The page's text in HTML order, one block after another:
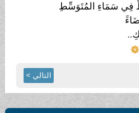
سَمَاءِ المُتَوَسِّطِ
التالي >